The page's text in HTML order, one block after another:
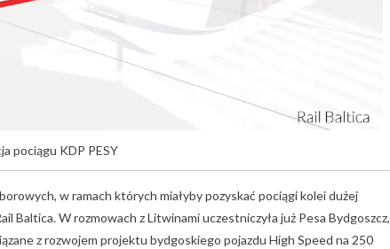
pociągu KDP PESY
w ramach których miałyby pozyskać pociągi kolei dużej
Baltica. W rozmowach z Litwinami uczestniczyła już Pesa Bydgoszcz,
z rozwojem projektu bydgoskiego pojazdu High Speed na 250